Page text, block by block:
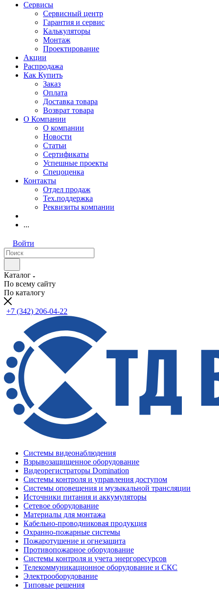
Сервисы
Сервисный центр
Гарантия и сервис
Калькуляторы
Монтаж
Проектирование
Акции
Распродажа
Как Купить
Заказ
Оплата
Доставка товара
Возврат товара
О Компании
О компании
Новости
Статьи
Сертификаты
Успешные проекты
Спецоценка
Контакты
Отдел продаж
Тех.поддержка
Реквизиты компании
...
Войти
Каталог
По всему сайту
По каталогу
+7 (342) 206-04-22
Системы видеонаблюдения
Взрывозащищенное оборудование
Видеорегистраторы Domination
Системы контроля и управления доступом
Системы оповещения и музыкальной трансляции
Источники питания и аккумуляторы
Сетевое оборудование
Материалы для монтажа
Кабельно-проводниковая продукция
Охранно-пожарные системы
Пожаротушение и огнезащита
Противопожарное оборудование
Системы контроля и учета энергоресурсов
Телекоммуникационное оборудование и СКС
Электрооборудование
Типовые решения